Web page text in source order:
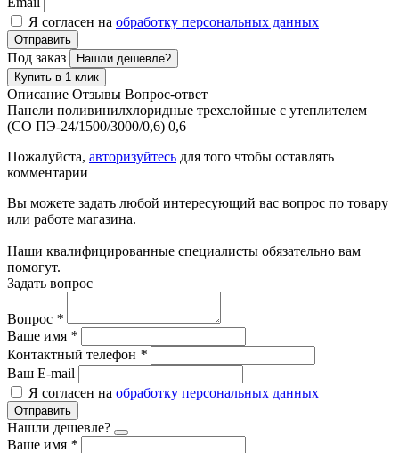
Я согласен на обработку персональных данных
Отправить
Под заказ
Нашли дешевле?
Купить в 1 клик
Описание Отзывы Вопрос-ответ
Панели поливинилхлоридные трехслойные с утеплителем
(СО ПЭ-24/1500/3000/0,6) 0,6
Пожалуйста, авторизуйтесь для того чтобы оставлять
комментарии
Вы можете задать любой интересующий вас вопрос по товару
или работе магазина.
Наши квалифицированные специалисты обязательно вам
помогут.
Задать вопрос
Вопрос *
Ваше имя *
Контактный телефон *
Ваш E-mail
Я согласен на обработку персональных данных
Отправить
Нашли дешевле?
Ваше имя *